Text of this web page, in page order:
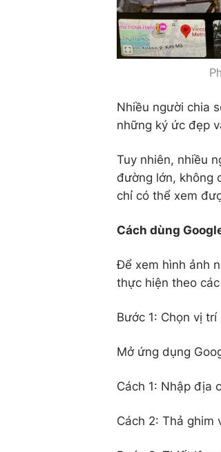
Nhiều người chia
những ký ức đẹp
Tuy nhiên, nhiều
đường lớn, không
chỉ có thể xem
Cách dùng
Để xem hình ảnh
thực hiện theo
Bước 1: Chọn vị
Mở ứng dụng
Cách 1: Nhập địa
Cách 2: Thả ghim